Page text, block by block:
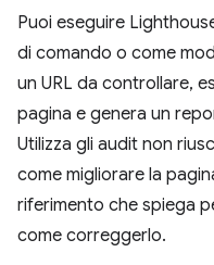
Puoi eseguire
di comando o come
un URL da controllare,
pagina e genera un
Utilizza gli audit non
come migliorare la
riferimento che spiega
come correggerlo.